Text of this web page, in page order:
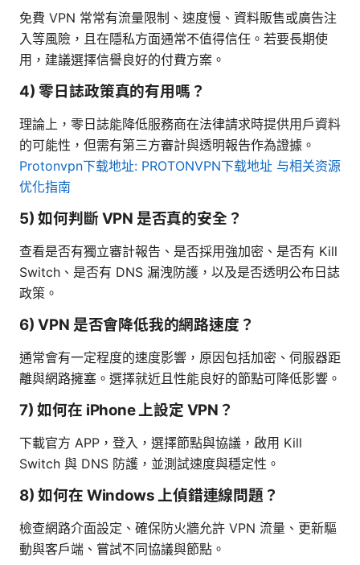
免費 VPN 常常有流量限制、速度慢、資料販售或廣告注
入等風險，且在隱私方面通常不值得信任。若要長期使
用，建議選擇信譽良好的付費方案。
4) 零日誌政策真的有用嗎？
理論上，零日誌能降低服務商在法律請求時提供用戶資料
的可能性，但需有第三方審計與透明報告作為證據。
Protonvpn下载地址: PROTONVPN下载地址 与相关资源
优化指南
5) 如何判斷 VPN 是否真的安全？
查看是否有獨立審計報告、是否採用強加密、是否有 Kill
Switch、是否有 DNS 漏洩防護，以及是否透明公布日誌
政策。
6) VPN 是否會降低我的網路速度？
通常會有一定程度的速度影響，原因包括加密、伺服器距
離與網路擁塞。選擇就近且性能良好的節點可降低影響。
7) 如何在 iPhone 上設定 VPN？
下載官方 APP，登入，選擇節點與協議，啟用 Kill
Switch 與 DNS 防護，並測試速度與穩定性。
8) 如何在 Windows 上偵錯連線問題？
檢查網路介面設定、確保防火牆允許 VPN 流量、更新驅
動與客戶端、嘗試不同協議與節點。